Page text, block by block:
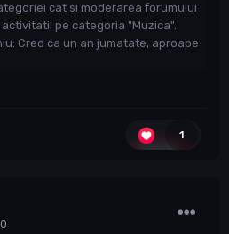
cat si moderarea forumului
pe categoria "Muzica".
Cred ca un an jumatate, aproape
1